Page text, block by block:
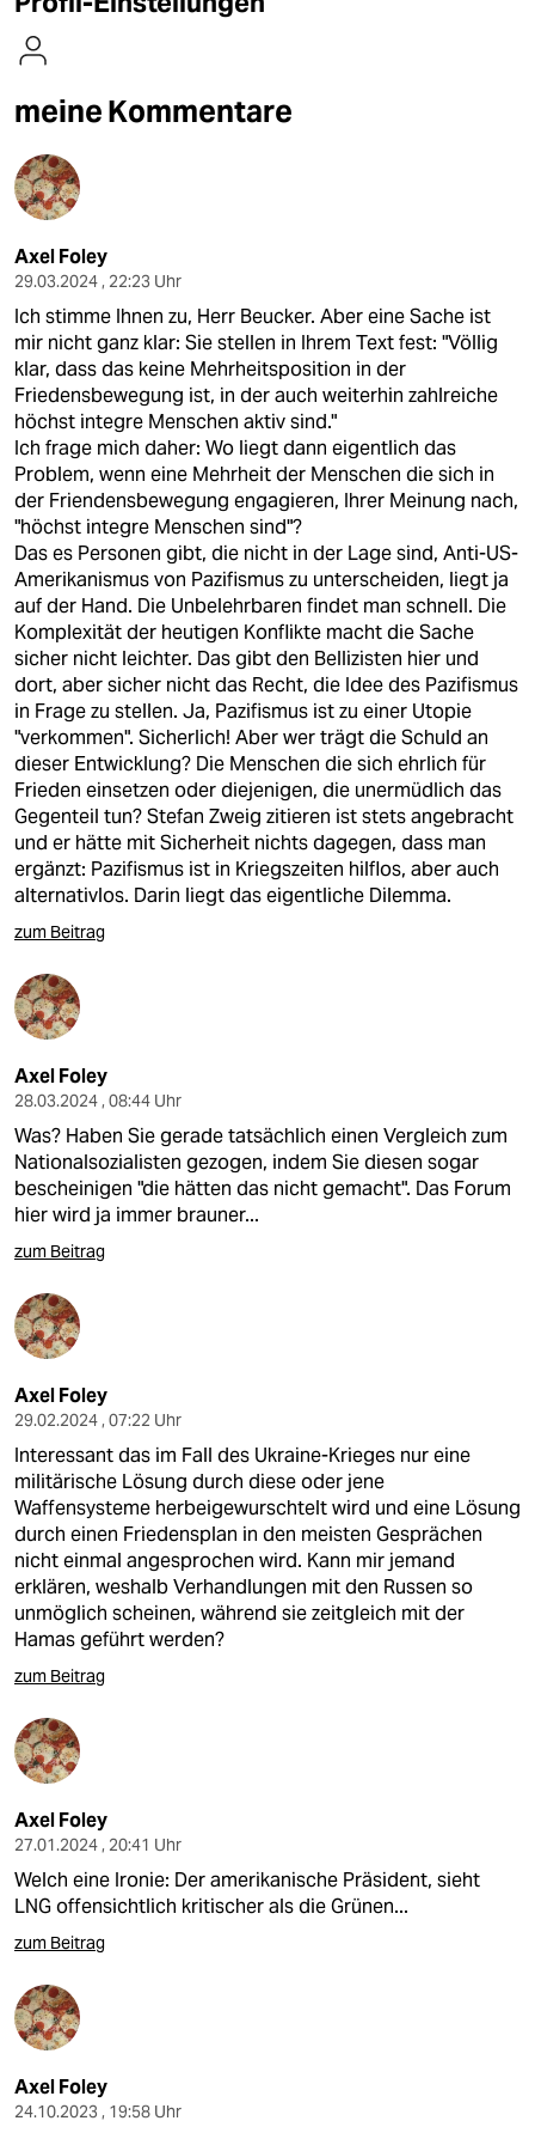
nord
wahrheit
verlag
verlag
veranstaltungen
shop
fragen & hilfe
unterstützen
abo
genossenschaft
epaper login
meine Kommentare
Axel Foley
29.03.2024 , 22:23 Uhr
Ich stimme Ihnen zu, Herr Beucker. Aber eine Sache ist
mir nicht ganz klar: Sie stellen in Ihrem Text fest: "Völlig
klar, dass das keine Mehrheitsposition in der
Friedensbewegung ist, in der auch weiterhin zahlreiche
höchst integre Menschen aktiv sind."
Ich frage mich daher: Wo liegt dann eigentlich das
Problem, wenn eine Mehrheit der Menschen die sich in
der Friendensbewegung engagieren, Ihrer Meinung nach,
"höchst integre Menschen sind"?
Das es Personen gibt, die nicht in der Lage sind, Anti-US-
Amerikanismus von Pazifismus zu unterscheiden, liegt ja
auf der Hand. Die Unbelehrbaren findet man schnell. Die
Komplexität der heutigen Konflikte macht die Sache
sicher nicht leichter. Das gibt den Bellizisten hier und
dort, aber sicher nicht das Recht, die Idee des Pazifismus
in Frage zu stellen. Ja, Pazifismus ist zu einer Utopie
"verkommen". Sicherlich! Aber wer trägt die Schuld an
dieser Entwicklung? Die Menschen die sich ehrlich für
Frieden einsetzen oder diejenigen, die unermüdlich das
Gegenteil tun? Stefan Zweig zitieren ist stets angebracht
und er hätte mit Sicherheit nichts dagegen, dass man
ergänzt: Pazifismus ist in Kriegszeiten hilflos, aber auch
alternativlos. Darin liegt das eigentliche Dilemma.
zum Beitrag
Axel Foley
28.03.2024 , 08:44 Uhr
Was? Haben Sie gerade tatsächlich einen Vergleich zum
Nationalsozialisten gezogen, indem Sie diesen sogar
bescheinigen "die hätten das nicht gemacht". Das Forum
hier wird ja immer brauner...
zum Beitrag
Axel Foley
29.02.2024 , 07:22 Uhr
Interessant das im Fall des Ukraine-Krieges nur eine
militärische Lösung durch diese oder jene
Waffensysteme herbeigewurschtelt wird und eine Lösung
durch einen Friedensplan in den meisten Gesprächen
nicht einmal angesprochen wird. Kann mir jemand
erklären, weshalb Verhandlungen mit den Russen so
unmöglich scheinen, während sie zeitgleich mit der
Hamas geführt werden?
zum Beitrag
Axel Foley
27.01.2024 , 20:41 Uhr
Welch eine Ironie: Der amerikanische Präsident, sieht
LNG offensichtlich kritischer als die Grünen...
zum Beitrag
Axel Foley
24.10.2023 , 19:58 Uhr